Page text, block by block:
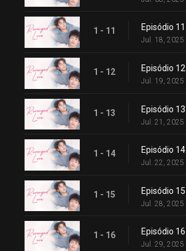
1 - 11 Episódio 11
Jul. 18, 2025
1 - 12 Episódio 12
Jul. 19, 2025
1 - 13 Episódio 13
Jul. 21, 2025
1 - 14 Episódio 14
Jul. 22, 2025
1 - 15 Episódio 15
Jul. 28, 2025
1 - 16 Episódio 16
Jul. 29, 2025